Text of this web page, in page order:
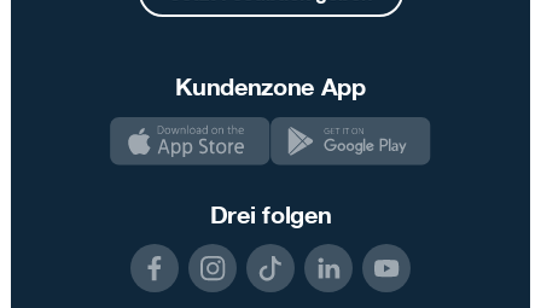
Kundenzone App
Drei folgen